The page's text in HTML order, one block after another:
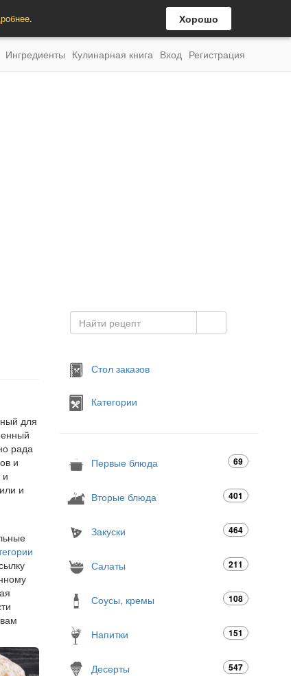
. Хорошо
Ингредиенты Кулинарная книга Вход Регистрация
для
рада
и
и
и
Стол заказов
Категории
Первые блюда 69
Вторые блюда 401
Закуски 464
Салаты 211
Соусы, кремы 108
Напитки 151
Десерты 547